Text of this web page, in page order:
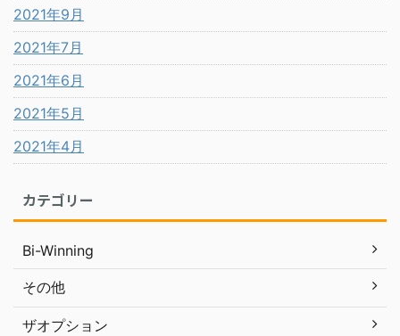
2021年9月
2021年7月
2021年6月
2021年5月
2021年4月
カテゴリー
Bi-Winning
その他
ザオプション